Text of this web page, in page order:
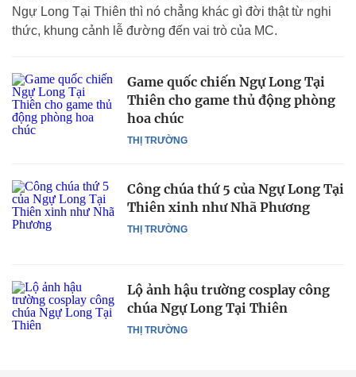
Ngự Long Tại Thiên thì nó chẳng khác gì đời thật từ nghi
thức, khung cảnh lễ đường đến vai trò của MC.
THỊ TRƯỜNG
Game quốc chiến Ngự Long Tại
Thiên cho game thủ động phòng
hoa chúc
THỊ TRƯỜNG
Công chúa thứ 5 của Ngự Long Tại
Thiên xinh như Nhã Phương
THỊ TRƯỜNG
Lộ ảnh hậu trường cosplay công
chúa Ngự Long Tại Thiên